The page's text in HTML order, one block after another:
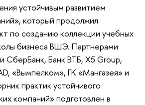
устойчивым развитием
который продолжил
по созданию коллекции учебных
бизнеса ВШЭ. Партнерами
СберБанк, Банк ВТБ, X5 Group,
«Вымпелком», ГК «Мангазея» и
практик устойчивого
компаний» подготовлен в